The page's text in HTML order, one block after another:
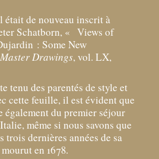
était de nouveau inscrit à
Schatborn, « Views of
: Some New
Master Drawings, vol. LX,
tenu des parentés de style et
cette feuille, il est évident que
également du premier séjour
même si nous savons que
trois dernières années de sa
en 1678.